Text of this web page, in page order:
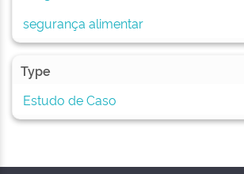
segurança alimentar
Type
Estudo de Caso